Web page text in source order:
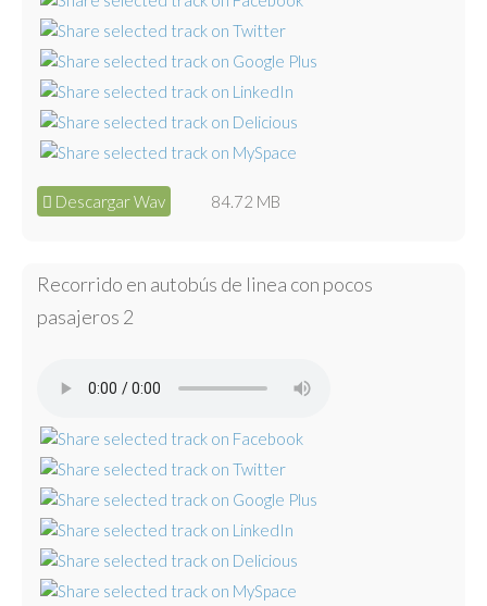
Descargar Wav 84.72 MB
Recorrido en autobús de linea con pocos
pasajeros 2